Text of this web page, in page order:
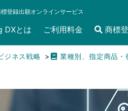
登録出願オンラインサービス
DXとは ご利用料金 商標
ジネス戦略 業種別、指定商品・